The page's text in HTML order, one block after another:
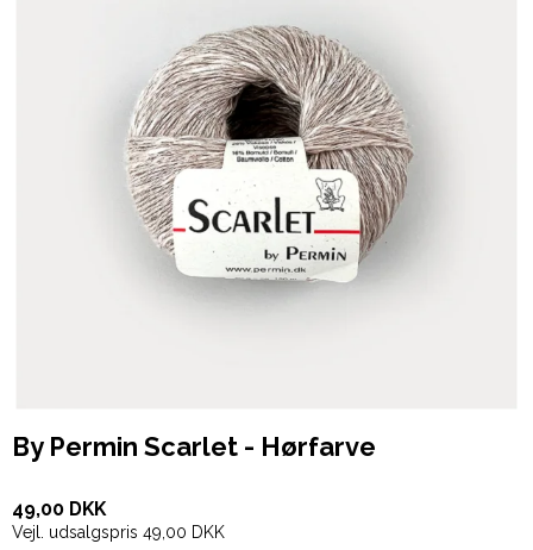
By Permin Scarlet - Hørfarve
49,00 DKK
Vejl. udsalgspris 49,00 DKK